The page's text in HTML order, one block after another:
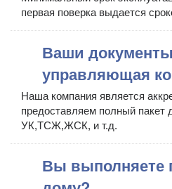
первая поверка выдается
Ваши
управляющая
Наша компания является
предоставляем полный пакет
УК,ТСЖ,ЖСК, и т.д.
Вы выполняете